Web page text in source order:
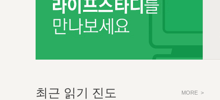
최근 읽기 진도 MORE >